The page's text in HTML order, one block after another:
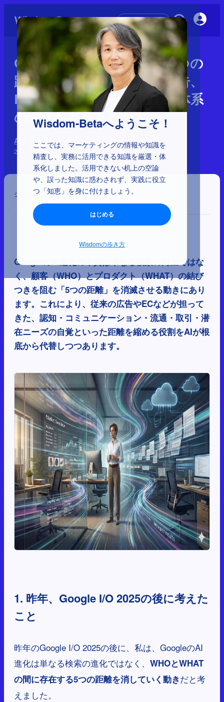
Wisdom-Betaへようこそ！
ここでは、マーケティングの情報や知識を
精査し、実務に活用できる知識を厳選・体
系化しました。活用できない机上の空論
や、誤った知識に惑わされず、実践に役立
つ「知恵」を身に付けましょう。
はじめる
Wisdomの歩き方
初めての方へ
GoogleはWHOとWHATの5つの
距離を消しにきている— 広告、
EC、AIエージェント、課金体系
の変化をどう見るか —
AI大変革時代のインパクト
2026年5月22日
シェア
GoogleのAI進化の本質は単なる検索の向上ではな
く、顧客（WHO）とプロダクト（WHAT）の結び
つきを阻む「5つの距離」を消滅させる動きにあり
ます。これにより、従来の広告やECなどが担って
きた、認知・コミュニケーション・流通・取引・潜
在ニーズの自覚といった距離を縮める役割をAIが根
底から代替しつつあります。
1. 昨年、Google I/O 2025の後に考えた
こと
昨年のGoogle I/O 2025の後に、私は、GoogleのAI
進化は単なる検索の進化ではなく、 WHOとWHAT
の間に存在する5つの距離を消していく動きだと考
えました。